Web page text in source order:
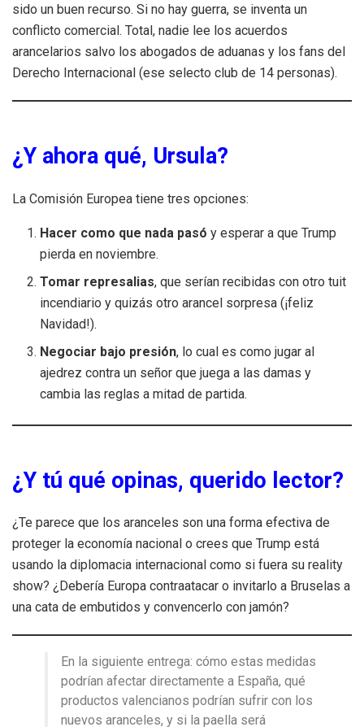
sido un buen recurso. Si no hay guerra, se inventa un
conflicto comercial. Total, nadie lee los acuerdos
arancelarios salvo los abogados de aduanas y los fans del
Derecho Internacional (ese selecto club de 14 personas).
¿Y ahora qué, Ursula?
La Comisión Europea tiene tres opciones:
Hacer como que nada pasó y esperar a que Trump
pierda en noviembre.
Tomar represalias, que serían recibidas con otro tuit
incendiario y quizás otro arancel sorpresa (¡feliz
Navidad!).
Negociar bajo presión, lo cual es como jugar al
ajedrez contra un señor que juega a las damas y
cambia las reglas a mitad de partida.
¿Y tú qué opinas, querido lector?
¿Te parece que los aranceles son una forma efectiva de
proteger la economía nacional o crees que Trump está
usando la diplomacia internacional como si fuera su reality
show? ¿Debería Europa contraatacar o invitarlo a Bruselas a
una cata de embutidos y convencerlo con jamón?
En la siguiente entrega: cómo estas medidas
podrían afectar directamente a España, qué
productos valencianos podrían sufrir con los
nuevos aranceles, y si la paella será